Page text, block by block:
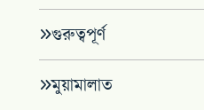
গুরুত্বপূর্ণ
মুয়ামালাত